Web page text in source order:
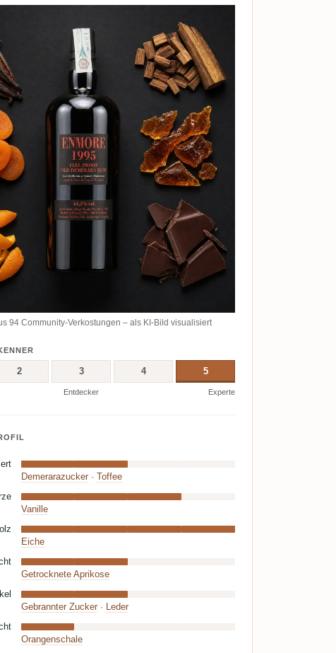
94 Community-Verkostungen – als KI-Bild visualisiert
2 3 4 5
Entdecker Experte
Demerarazucker· Toffee
Vanille
Eiche
Getrocknete Aprikose
Gebrannter Zucker· Leder
Orangenschale